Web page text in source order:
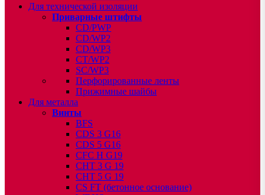
Для технической изоляции
Приварные штифты
CD/PWP
CD/WP2
CD/WP3
CT/WP2
SC/WP3
Перфорированные ленты
Прижимные шайбы
Для металла
Винты
BFS
CDS 3 G16
CDS 5 G16
CFC H G19
CHT 3 G 19
CHT 5 G 19
CS FT (бетонное основание)